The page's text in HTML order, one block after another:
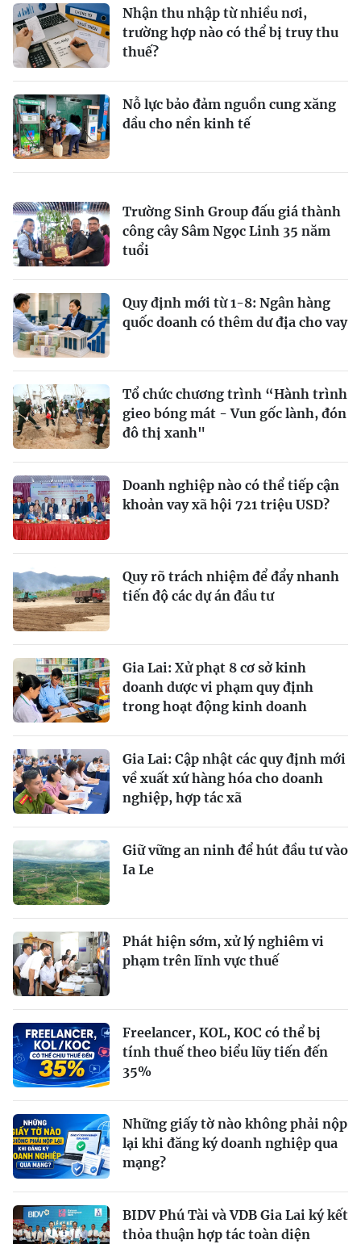
Nhận thu nhập từ nhiều nơi,
trường hợp nào có thể bị truy thu
thuế?
Nỗ lực bảo đảm nguồn cung xăng
dầu cho nền kinh tế
Trường Sinh Group đấu giá thành
công cây Sâm Ngọc Linh 35 năm
tuổi
Quy định mới từ 1-8: Ngân hàng
quốc doanh có thêm dư địa cho vay
Tổ chức chương trình “Hành trình
gieo bóng mát - Vun gốc lành, đón
đô thị xanh"
Doanh nghiệp nào có thể tiếp cận
khoản vay xã hội 721 triệu USD?
Quy rõ trách nhiệm để đẩy nhanh
tiến độ các dự án đầu tư
Gia Lai: Xử phạt 8 cơ sở kinh
doanh dược vi phạm quy định
trong hoạt động kinh doanh
Gia Lai: Cập nhật các quy định mới
về xuất xứ hàng hóa cho doanh
nghiệp, hợp tác xã
Giữ vững an ninh để hút đầu tư vào
Ia Le
Phát hiện sớm, xử lý nghiêm vi
phạm trên lĩnh vực thuế
Freelancer, KOL, KOC có thể bị
tính thuế theo biểu lũy tiến đến
35%
Những giấy tờ nào không phải nộp
lại khi đăng ký doanh nghiệp qua
mạng?
BIDV Phú Tài và VDB Gia Lai ký kết
thỏa thuận hợp tác toàn diện